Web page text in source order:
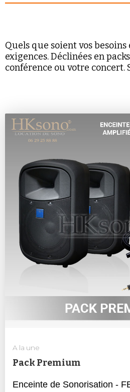
Quels que soient vos
exigences. Déclinées en
conférence ou votre concert.
A la une
Pack Premium
Enceinte de Sonorisation -